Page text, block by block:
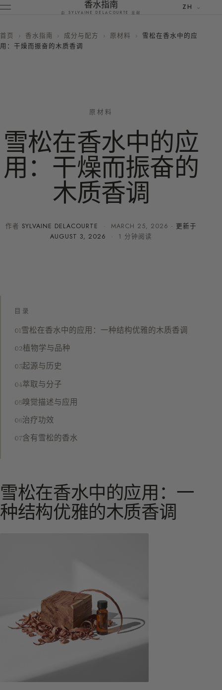
香水指南
由 SYLVAINE DELACOURTE 呈献
ZH
首页 › 香水指南 › 成分与配方 › 原材料 ›
雪松在香水中的应
用：干燥而振奋的木质香调
原材料
雪松在香水中的应
用：干燥而振奋的
木质香调
作者 SYLVAINE DELACOURTE · MARCH 25, 2026 · 更新于
AUGUST 3, 2026
· 1 分钟阅读
目录
雪松在香水中的应用：一种结构优雅的木质香调
植物学与品种
起源与历史
萃取与分子
嗅觉描述与应用
治疗功效
含有雪松的香水
雪松在香水中的应用：一
种结构优雅的木质香调